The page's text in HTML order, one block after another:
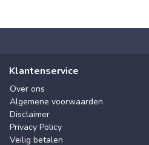
Klantenservice
Over ons
Algemene voorwaarden
Disclaimer
Privacy Policy
Veilig betalen